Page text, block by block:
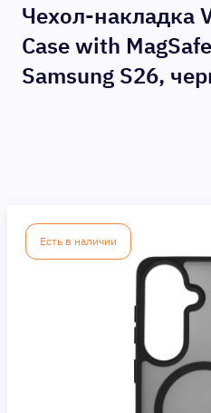
Чехол-накладка
Case with
Samsung S26,
Есть в наличии